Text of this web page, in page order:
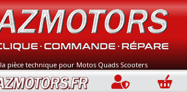
pièce technique pour Motos Quads Scooters
Connection